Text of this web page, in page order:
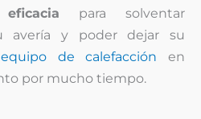
eficacia para solventar
avería y poder dejar su
de calefacción en
por mucho tiempo.